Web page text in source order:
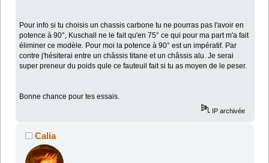
Pour info si tu choisis un chassis carbone tu ne pourras pas l'avoir en
potence à 90°, Kuschall ne le fait qu'en 75° ce qui pour ma part m'a fait
éliminer ce modèle. Pour moi la potence à 90° est un impératif. Par
contre j'hésiterai entre un châssis titane et un châssis alu. Je serai
super preneur du poids qule ce fauteuil fait si tu as moyen de le peser.
Bonne chance pour tes essais.
IP archivée
Calia